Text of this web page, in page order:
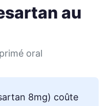
au
oral
8mg) coûte